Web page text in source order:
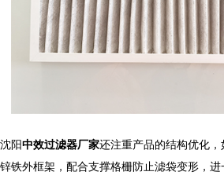
沈阳中效过滤器厂家还注重产品的结构优化
锌铁外框架，配合支撑格栅防止滤袋变形，